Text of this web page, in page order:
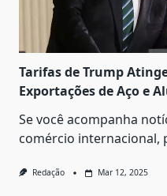
Tarifas de Trump
Exportações de Aço e
Se você acompanha
comércio internacional,
Redação Mar 12, 2025